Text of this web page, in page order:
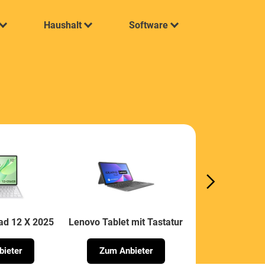
Haushalt Software
12 X 2025 Lenovo Tablet mit Tastatur
Zum Anbieter